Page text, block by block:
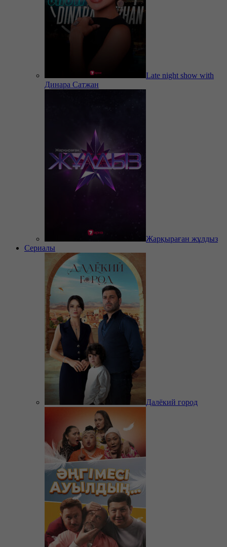
Late night show with
Динара Сатжан
Жарқыраған жұлдыз
Сериалы
Далёкий город